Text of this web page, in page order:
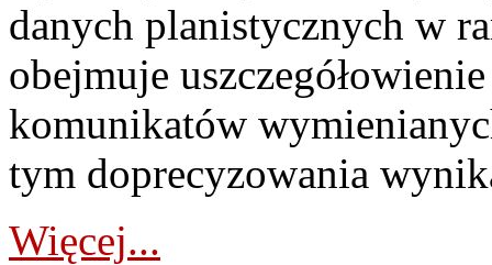
danych planistycznych w
obejmuje
komunikatów
tym doprecyzowania
Więcej...